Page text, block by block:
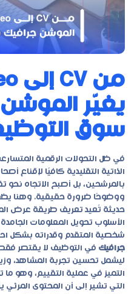
يغيّر
سوق
في ظل التحولات الرقمية
الذاتية التقليدية كافيًا لإقناع
بالمرشحين، بل أصبح الاتجاه نحو
ووضوحًا ضرورة حقيقية. وهنا
حديثة تُعيد تعريف طريقة عرض
الأسلوب تحويل المعلومات
شخصية المتقدم وقدراته بشكل
جرافيك في التوظيف لا يقتصر فقط
ليشمل تحسين تجربة المشاهد،
التميز في عملية التقييم، وهو ما
التي تشير إلى أن المحتوى